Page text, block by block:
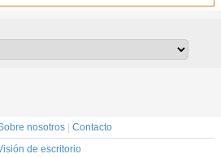
nosotros| Contacto
de escritorio